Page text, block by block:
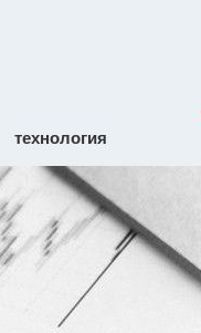
технология